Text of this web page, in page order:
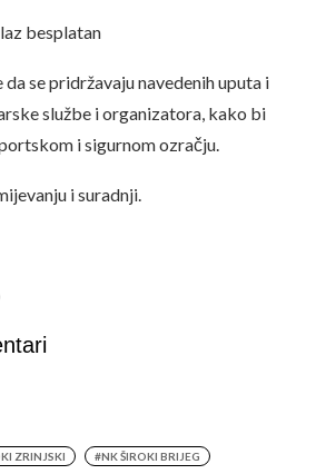
besplatan
se pridržavaju navedenih uputa i
službe i organizatora, kako bi
i sigurnom ozračju.
i suradnji.
ZRINJSKI #NK ŠIROKI BRIJEG